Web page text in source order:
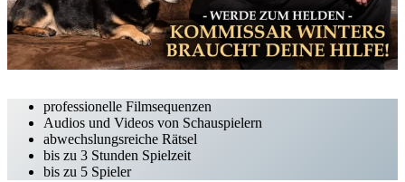
professionelle Filmsequenzen
Audios und Videos von Schauspielern
abwechslungsreiche Rätsel
bis zu 3 Stunden Spielzeit
bis zu 5 Spieler